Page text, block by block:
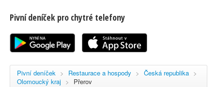
Registrace
Pivní deníček pro chytré telefony
Pivní deníček > Restaurace a hospody > Česká republika >
Olomoucký kraj > Přerov